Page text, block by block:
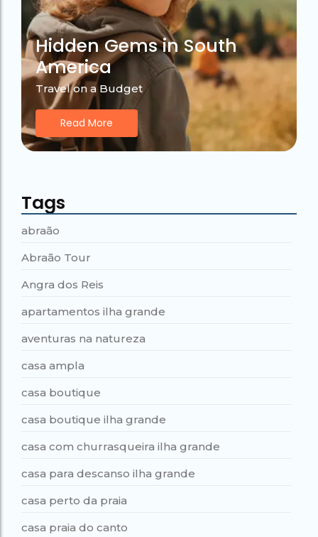
Hidden Gems in South
America
Travel on a Budget
Read More
Tags
abraão
Abraão Tour
Angra dos Reis
apartamentos ilha grande
aventuras na natureza
casa ampla
casa boutique
casa boutique ilha grande
casa com churrasqueira ilha grande
casa para descanso ilha grande
casa perto da praia
casa praia do canto